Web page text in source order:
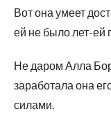
Вот она умеет
ей не было лет-ей
Не даром Алла
заработала она
силами.